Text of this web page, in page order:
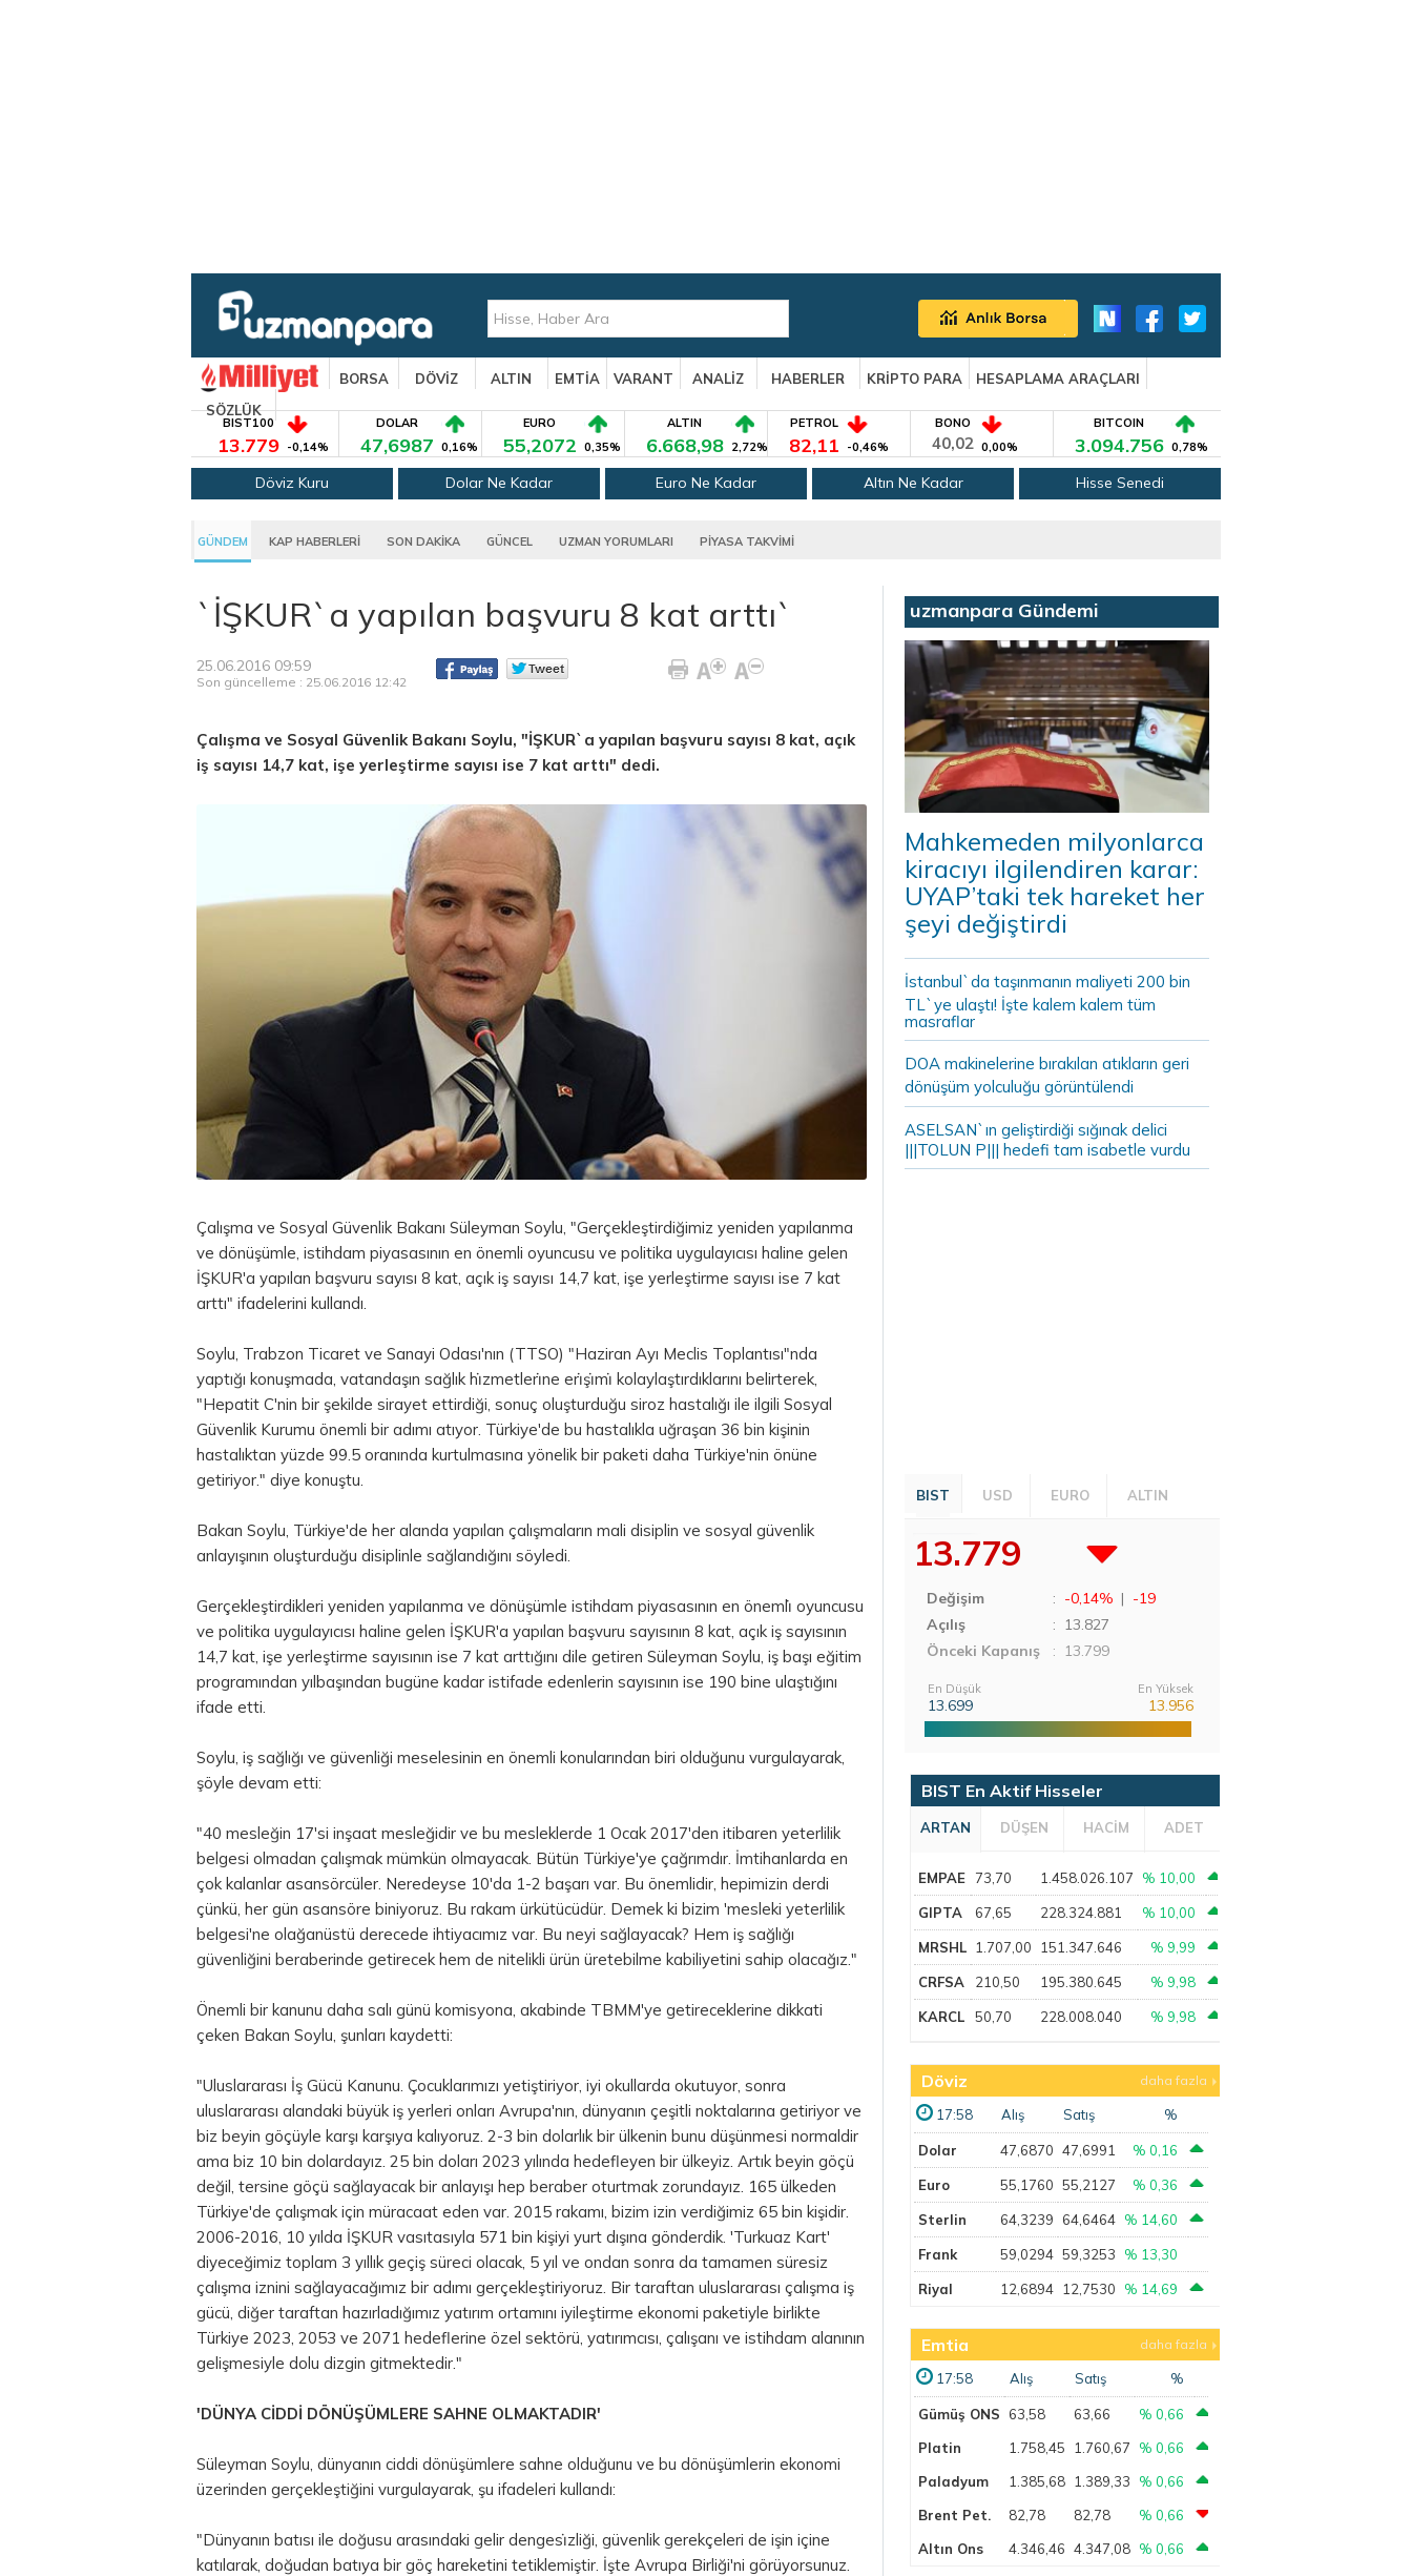
BORSA DÖVİZ ALTIN EMTİA VARANT ANALİZ HABERLER KRİPTO PARA
HESAPLAMA ARAÇLARI
SÖZLÜK
BIST100
13.779 -0,14%
DOLAR
47,6987 0,16%
EURO
55,2072 0,35%
ALTIN
6.668,98 2,72%
PETROL
82,11 -0,46%
BONO
40,02 0,00%
BITCOIN
3.094.756 0,78%
Döviz Kuru Dolar Ne Kadar Euro Ne Kadar Altın Ne Kadar Hisse Senedi
GÜNDEM KAP HABERLERİ SON DAKİKA GÜNCEL UZMAN YORUMLARI PİYASA TAKVİMİ
`İŞKUR`a yapılan başvuru 8 kat arttı`
25.06.2016 09:59
Son güncelleme : 25.06.2016 12:42
Çalışma ve Sosyal Güvenlik Bakanı Soylu, "İŞKUR`a yapılan başvuru sayısı 8 kat, açık
iş sayısı 14,7 kat, işe yerleştirme sayısı ise 7 kat arttı" dedi.
Çalışma ve Sosyal Güvenlik Bakanı Süleyman Soylu, "Gerçekleştirdiğimiz yeniden yapılanma
ve dönüşümle, istihdam piyasasının en önemli oyuncusu ve politika uygulayıcısı haline gelen
İŞKUR'a yapılan başvuru sayısı 8 kat, açık iş sayısı 14,7 kat, işe yerleştirme sayısı ise 7 kat
arttı" ifadelerini kullandı.
Soylu, Trabzon Ticaret ve Sanayi Odası'nın (TTSO) "Haziran Ayı Meclis Toplantısı"nda
yaptığı konuşmada, vatandaşın sağlık hi̇zmetleri̇ne eri̇şi̇mi̇ kolaylaştırdıklarını belirterek,
"Hepatit C'nin bir şekilde sirayet ettirdiği, sonuç oluşturduğu siroz hastalığı ile ilgili Sosyal
Güvenlik Kurumu önemli bir adımı atıyor. Türkiye'de bu hastalıkla uğraşan 36 bin kişinin
hastalıktan yüzde 99.5 oranında kurtulmasına yönelik bir paketi daha Türkiye'nin önüne
getiriyor." diye konuştu.
Bakan Soylu, Türkiye'de her alanda yapılan çalışmaların mali disiplin ve sosyal güvenlik
anlayışının oluşturduğu disiplinle sağlandığını söyledi.
Gerçekleştirdikleri yeniden yapılanma ve dönüşümle istihdam piyasasının en önemli̇ oyuncusu
ve politika uygulayıcısı haline gelen İŞKUR'a yapılan başvuru sayısının 8 kat, açık iş sayısının
14,7 kat, işe yerleştirme sayısının ise 7 kat arttığını dile getiren Süleyman Soylu, iş başı eğitim
programından yılbaşından bugüne kadar istifade edenlerin sayısının ise 190 bine ulaştığını
ifade etti.
Soylu, iş sağlığı ve güvenliği meselesinin en önemli konularından biri olduğunu vurgulayarak,
şöyle devam etti:
"40 mesleğin 17'si inşaat mesleğidir ve bu mesleklerde 1 Ocak 2017'den itibaren yeterlilik
belgesi olmadan çalışmak mümkün olmayacak. Bütün Türkiye'ye çağrımdır. İmtihanlarda en
çok kalanlar asansörcüler. Neredeyse 10'da 1-2 başarı var. Bu önemlidir, hepimizin derdi
çünkü, her gün asansöre biniyoruz. Bu rakam ürkütücüdür. Demek ki bizim 'mesleki yeterlilik
belgesi'ne olağanüstü derecede ihtiyacımız var. Bu neyi sağlayacak? Hem iş sağlığı
güvenliğini beraberinde getirecek hem de nitelikli ürün üretebilme kabiliyetini sahip olacağız."
Önemli bir kanunu daha salı günü komisyona, akabinde TBMM'ye getireceklerine dikkati
çeken Bakan Soylu, şunları kaydetti:
"Uluslararası İş Gücü Kanunu. Çocuklarımızı yetiştiriyor, iyi okullarda okutuyor, sonra
uluslararası alandaki büyük iş yerleri onları Avrupa'nın, dünyanın çeşitli noktalarına getiriyor ve
biz beyin göçüyle karşı karşıya kalıyoruz. 2-3 bin dolarlık bir ülkenin bunu düşünmesi normaldir
ama biz 10 bin dolardayız. 25 bin doları 2023 yılında hedefleyen bir ülkeyiz. Artık beyin göçü
değil, tersine göçü sağlayacak bir anlayışı hep beraber oturtmak zorundayız. 165 ülkeden
Türkiye'de çalışmak için müracaat eden var. 2015 rakamı, bizim izin verdiğimiz 65 bin kişidir.
2006-2016, 10 yılda İŞKUR vasıtasıyla 571 bin kişiyi yurt dışına gönderdik. 'Turkuaz Kart'
diyeceğimiz toplam 3 yıllık geçiş süreci olacak, 5 yıl ve ondan sonra da tamamen süresiz
çalışma iznini sağlayacağımız bir adımı gerçekleştiriyoruz. Bir taraftan uluslararası çalışma iş
gücü, diğer taraftan hazırladığımız yatırım ortamını iyileştirme ekonomi paketiyle birlikte
Türkiye 2023, 2053 ve 2071 hedeflerine özel sektörü, yatırımcısı, çalışanı ve istihdam alanının
gelişmesiyle dolu dizgin gitmektedir."
'DÜNYA CİDDİ DÖNÜŞÜMLERE SAHNE OLMAKTADIR'
Süleyman Soylu, dünyanın ciddi dönüşümlere sahne olduğunu ve bu dönüşümlerin ekonomi
üzerinden gerçekleştiğini vurgulayarak, şu ifadeleri kullandı:
"Dünyanın batısı ile doğusu arasındaki gelir dengesi̇zliği, güvenlik gerekçeleri de işin içine
katılarak, doğudan batıya bir göç hareketini tetiklemiştir. İşte Avrupa Birliği'ni görüyorsunuz.
uzmanpara Gündemi
Mahkemeden milyonlarca
kiracıyı ilgilendiren karar:
UYAP’taki tek hareket her
şeyi değiştirdi
İstanbul`da taşınmanın maliyeti 200 bin
TL`ye ulaştı! İşte kalem kalem tüm
masraflar
DOA makinelerine bırakılan atıkların geri
dönüşüm yolculuğu görüntülendi
ASELSAN`ın geliştirdiği sığınak delici
|||TOLUN P||| hedefi tam isabetle vurdu
BIST USD EURO ALTIN
13.779
Değişim : -0,14% | -19
Açılış
: 13.827
Önceki Kapanış
: 13.799
En Düşük
13.699
En Yüksek
13.956
BIST En Aktif Hisseler
ARTAN DÜŞEN HACİM ADET
EMPAE 73,70 1.458.026.107 % 10,00
GIPTA 67,65 228.324.881 % 10,00
MRSHL 1.707,00 151.347.646 % 9,99
CRFSA 210,50 195.380.645 % 9,98
KARCL 50,70 228.008.040 % 9,98
Döviz daha fazla
17:58 Alış Satış %
Dolar 47,6870 47,6991 % 0,16
Euro 55,1760 55,2127 % 0,36
Sterlin 64,3239 64,6464 % 14,60
Frank 59,0294 59,3253 % 13,30
Riyal 12,6894 12,7530 % 14,69
Emtia daha fazla
17:58 Alış Satış %
Gümüş ONS 63,58 63,66
% 0,66
Platin
1.758,45 1.760,67
% 0,66
Paladyum
1.385,68 1.389,33
% 0,66
Brent Pet.
82,78 82,78
% 0,66
Altın Ons
4.346,46 4.347,08 % 0,66